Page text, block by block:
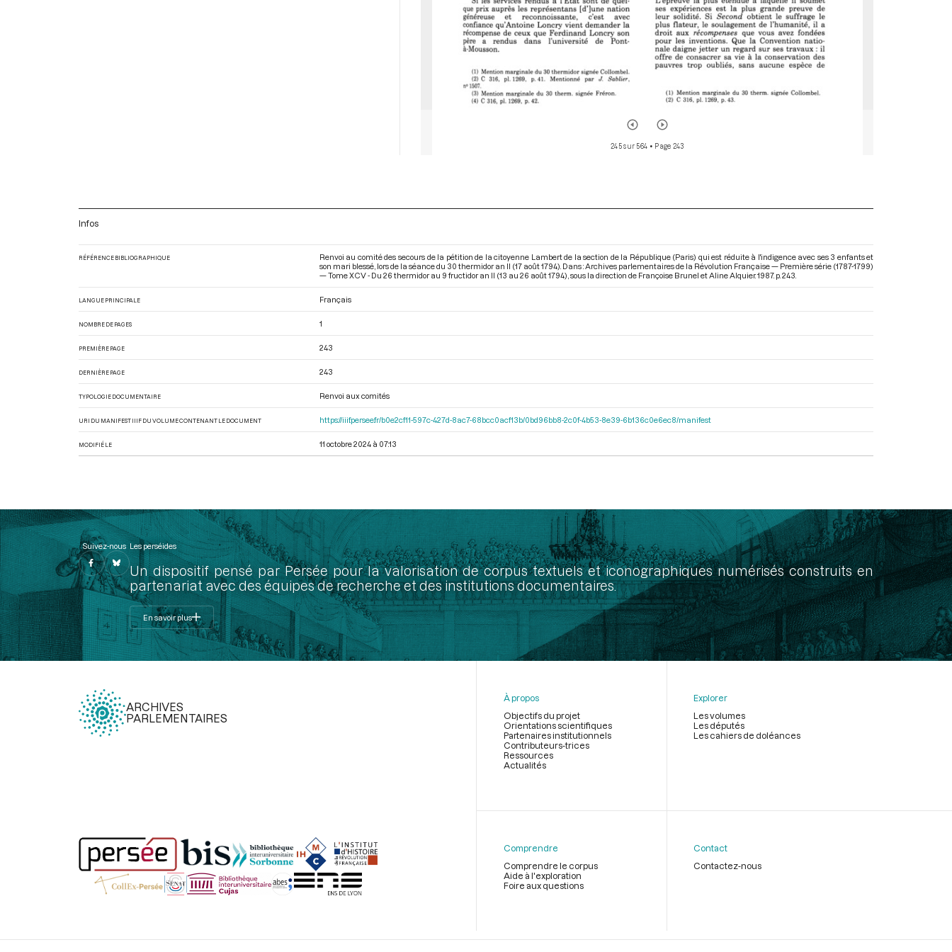
245 sur 564 • Page 243
Infos
RÉFÉRENCE BIBLIOGRAPHIQUE
Renvoi au comité des secours de la pétition de la citoyenne Lambert de la section de la République (Paris) qui est réduite à l'indigence avec ses 3 enfants et
son mari blessé, lors de la séance du 30 thermidor an II (17 août 1794). Dans : Archives parlementaires de la Révolution Française — Première série (1787-1799)
— Tome XCV - Du 26 thermidor au 9 fructidor an II (13 au 26 août 1794) , sous la direction de Françoise Brunel et Aline Alquier. 1987. p. 243.
LANGUE PRINCIPALE Français
NOMBRE DE PAGES 1
PREMIÈRE PAGE 243
DERNIÈRE PAGE 243
TYPOLOGIE DOCUMENTAIRE Renvoi aux comités
URI DU MANIFEST IIIF DU VOLUME CONTENANT LE DOCUMENT https://iiif.persee.fr/b0e2cf11-597c-427d-8ac7-68bcc0acf13b/0bd96bb8-2c0f-4b53-8e39-6b136c0e6ec8/manifest
MODIFIÉ LE 11 octobre 2024 à 07:13
Suivez-nous Les perséides
Un dispositif pensé par Persée pour la valorisation de corpus textuels et iconographiques numérisés construits en
partenariat avec des équipes de recherche et des institutions documentaires.
En savoir plus
ARCHIVES
PARLEMENTAIRES
page
À propos
Objectifs du projet
Orientations scientifiques
Partenaires institutionnels
Contributeurs-trices
Ressources
Actualités
Explorer
Les volumes
Les députés
Les cahiers de doléances
Comprendre
Comprendre le corpus
Aide à l'exploration
Foire aux questions
Contact
Contactez-nous
Légal